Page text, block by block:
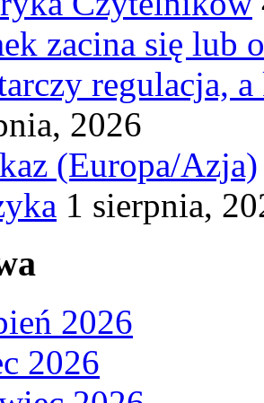
zacina się lub
regulacja,
2026
(Europa/Azja)
1 sierpnia,
2026
2026